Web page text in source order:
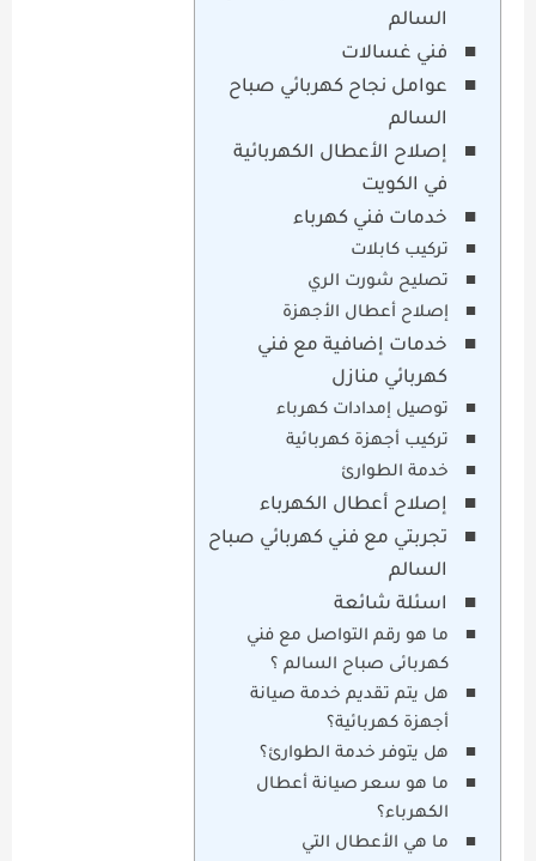
السالم
فني غسالات
عوامل نجاح كهربائي صباح
السالم
إصلاح الأعطال الكهربائية
في الكويت
خدمات فني كهرباء
تركيب كابلات
تصليح شورت الري
إصلاح أعطال الأجهزة
خدمات إضافية مع فني
كهربائي منازل
توصيل إمدادات كهرباء
تركيب أجهزة كهربائية
خدمة الطوارئ
إصلاح أعطال الكهرباء
تجربتي مع فني كهربائي صباح
السالم
اسئلة شائعة
ما هو رقم التواصل مع فني
كهربائى صباح السالم ؟
هل يتم تقديم خدمة صيانة
أجهزة كهربائية؟
هل يتوفر خدمة الطوارئ؟
ما هو سعر صيانة أعطال
الكهرباء؟
ما هي الأعطال التي